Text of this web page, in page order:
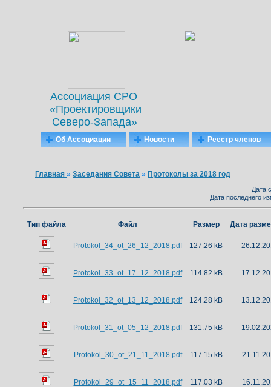
Ассоциация СРО
«Проектировщики
Северо-Запада»
Об Ассоциации Новости Реестр членов
Главная » Заседания Совета » Протоколы за 2018 год
Дата
Дата последнего
Тип файла Файл Размер Дата
Protokol_34_ot_26_12_2018.pdf 127.26 kB
Protokol_33_ot_17_12_2018.pdf 114.82 kB
Protokol_32_ot_13_12_2018.pdf 124.28 kB
Protokol_31_ot_05_12_2018.pdf 131.75 kB
Protokol_30_ot_21_11_2018.pdf 117.15 kB
Protokol_29_ot_15_11_2018.pdf 117.03 kB